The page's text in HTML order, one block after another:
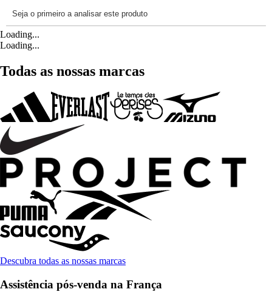
Loading...
Loading...
Todas as nossas marcas
Descubra todas as nossas marcas
Assistência pós-venda na França